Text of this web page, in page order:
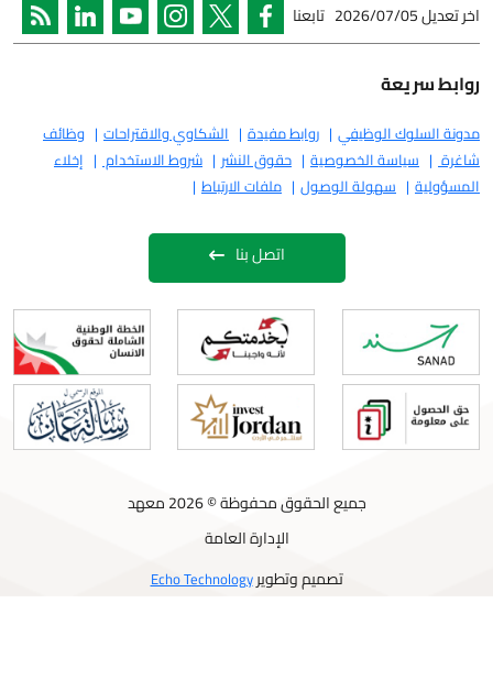
2026/07/05 تابعنا
الوظيفي روابط مفيدة الشكاوي والاقتراحات
وظائف
سياسة الخصوصية
حقوق النشر شروط الاستخدام
إخلاء
سهولة الوصول ملفات الارتباط
جميع الحقوق محفوظة © 2026 معهد
الإدارة العامة
تصميم وتطويرEcho Technology